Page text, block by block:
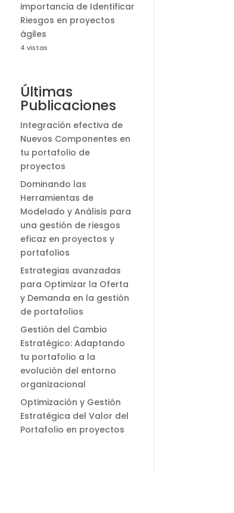
importancia de Identificar
Riesgos en proyectos
ágiles
4 vistas
Últimas
Publicaciones
Integración efectiva de
Nuevos Componentes en
tu portafolio de
proyectos
Dominando las
Herramientas de
Modelado y Análisis para
una gestión de riesgos
eficaz en proyectos y
portafolios
Estrategias avanzadas
para Optimizar la Oferta
y Demanda en la gestión
de portafolios
Gestión del Cambio
Estratégico: Adaptando
tu portafolio a la
evolución del entorno
organizacional
Optimización y Gestión
Estratégica del Valor del
Portafolio en proyectos